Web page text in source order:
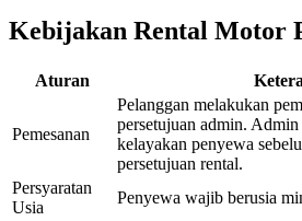
Kebijakan Rental Motor
Aturan
Pemesanan
Pelanggan melakukan
persetujuan admin. Admin
kelayakan penyewa
persetujuan rental.
Persyaratan
Usia
Penyewa wajib berusia